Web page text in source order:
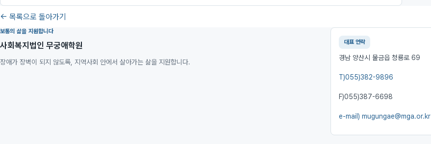
← 목록으로 돌아가기
보통의 삶을 지원합니다
사회복지법인 무궁애학원
장애가 장벽이 되지 않도록, 지역사회 안에서 살아가는 삶을 지원합니다.
대표 연락
경남 양산시 물금읍 청룡로 69
T)055)382-9896
F)055)387-6698
e-mail)mugungae@mga.or.kr